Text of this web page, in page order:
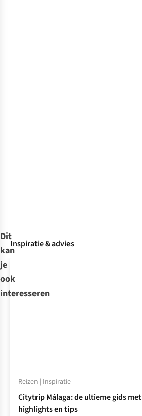
Dit
kan
je
ook
interesseren
Inspiratie & advies
Reizen | Inspiratie
Citytrip Málaga: de ultieme gids met
highlights en tips